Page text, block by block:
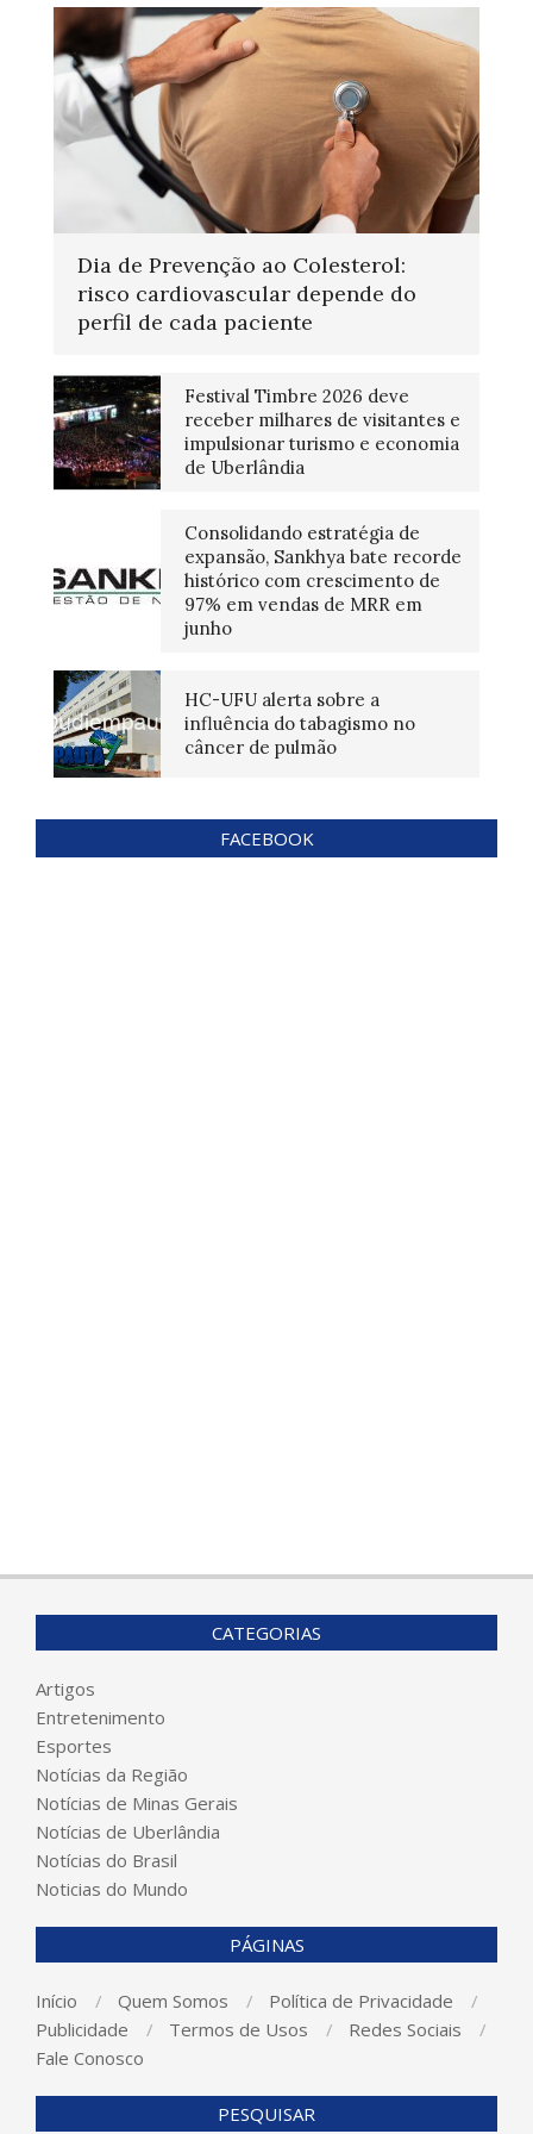
Dia de Prevenção ao Colesterol:
risco cardiovascular depende do
perfil de cada paciente
Festival Timbre 2026 deve
receber milhares de visitantes e
impulsionar turismo e economia
de Uberlândia
Consolidando estratégia de
expansão, Sankhya bate recorde
histórico com crescimento de
97% em vendas de MRR em
junho
HC-UFU alerta sobre a
influência do tabagismo no
câncer de pulmão
FACEBOOK
CATEGORIAS
Artigos
Entretenimento
Esportes
Notícias da Região
Notícias de Minas Gerais
Notícias de Uberlândia
Notícias do Brasil
Noticias do Mundo
PÁGINAS
Início Quem Somos
Política de Privacidade
Publicidade
Termos de Usos
Redes Sociais
Fale Conosco
PESQUISAR